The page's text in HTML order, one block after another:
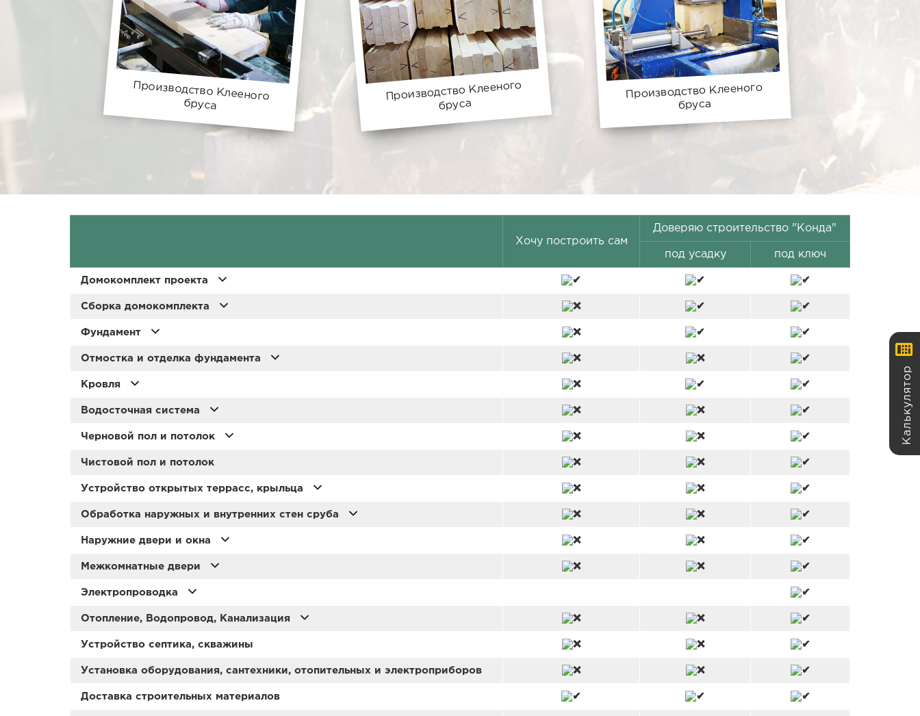
Производство Клееного
бруса
Производство Клееного
бруса
Производство Клееного
бруса
Хочу построить сам
Доверяю строительство "Конда"
под усадку под ключ
Домокомплект проекта
Сборка домокомплекта
Фундамент
Отмостка и отделка фундамента
Кровля
Водосточная система
Черновой пол и потолок
Чистовой пол и потолок
Устройство открытых террасс, крыльца
Обработка наружных и внутренних стен сруба
Наружние двери и окна
Межкомнатные двери
Электропроводка
Отопление, Водопровод, Канализация
Устройство септика, скважины
Установка оборудования, сантехники, отопительных и электроприборов
Доставка строительных материалов
Калькулятор